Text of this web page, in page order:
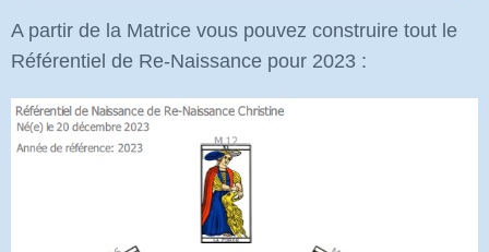
A partir de la Matrice vous pouvez construire tout le
Référentiel de Re-Naissance pour 2023 :